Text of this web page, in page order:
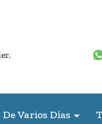
De Varios Días